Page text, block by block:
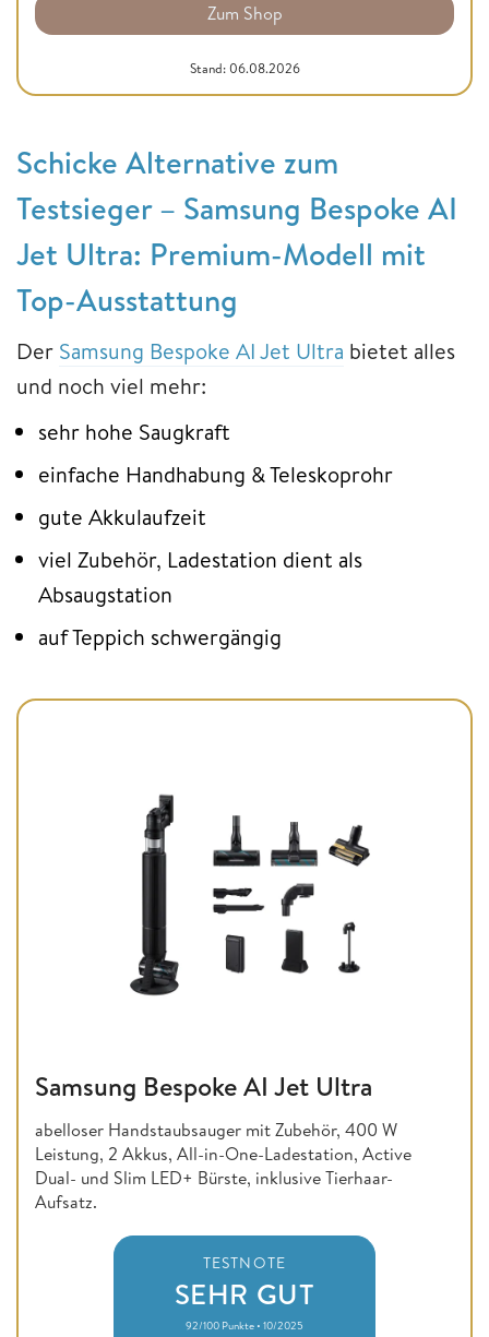
Zum Shop
Stand: 06.08.2026
Schicke Alternative zum
Testsieger – Samsung Bespoke AI
Jet Ultra: Premium-Modell mit
Top-Ausstattung
Der Samsung Bespoke AI Jet Ultra bietet alles
und noch viel mehr:
sehr hohe Saugkraft
einfache Handhabung & Teleskoprohr
gute Akkulaufzeit
viel Zubehör, Ladestation dient als
Absaugstation
auf Teppich schwergängig
Samsung Bespoke AI Jet Ultra
abelloser Handstaubsauger mit Zubehör, 400 W
Leistung, 2 Akkus, All-in-One-Ladestation, Active
Dual- und Slim LED+ Bürste, inklusive Tierhaar-
Aufsatz.
TESTNOTE
SEHR GUT
92/100 Punkte • 10/2025